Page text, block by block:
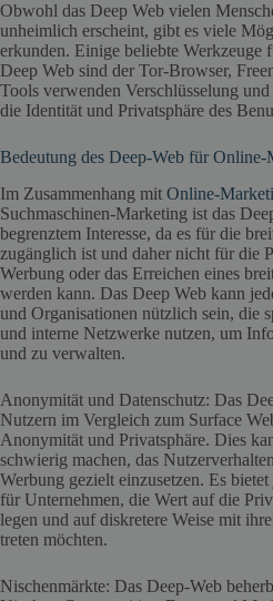
Obwohl das Deep Web vielen
unheimlich erscheint, gibt es viele
erkunden. Einige beliebte Werkzeuge
Deep Web sind der Tor-Browser,
Tools verwenden Verschlüsselung
die Identität und Privatsphäre des
Bedeutung des Deep-Web für Online-
Im Zusammenhang mit Online-
Suchmaschinen-Marketing ist das
begrenztem Interesse, da es für die
zugänglich ist und daher nicht für die
Werbung oder das Erreichen eines
werden kann. Das Deep Web kann
und Organisationen nützlich sein, die
und interne Netzwerke nutzen, um
und zu verwalten.
Anonymität und Datenschutz: Das
Nutzern im Vergleich zum Surface
Anonymität und Privatsphäre. Dies
schwierig machen, das
Werbung gezielt einzusetzen. Es
für Unternehmen, die Wert auf die
legen und auf diskretere Weise mit
treten möchten.
Nischenmärkte: Das Deep-Web